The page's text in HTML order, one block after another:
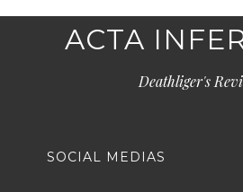
ACTA
Deathliger's
SOCIAL MEDIAS